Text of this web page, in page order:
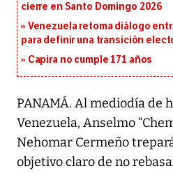
cierre en Santo Domingo 2026
Venezuela retoma diálogo
para definir una transición
Capira no cumple 171 años
PANAMÁ. Al mediodía de
Venezuela, Anselmo
Nehomar Cermeño
objetivo claro de no